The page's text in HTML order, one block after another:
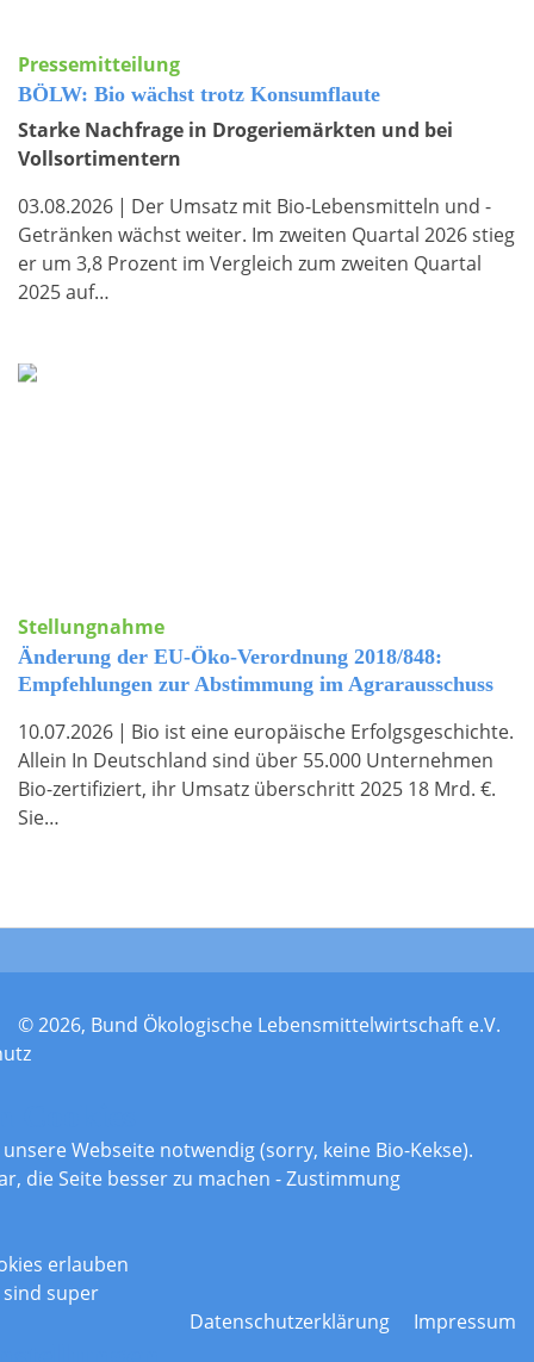
Pressemitteilung
BÖLW: Bio wächst trotz Konsumflaute
Starke Nachfrage in Drogeriemärkten und bei
Vollsortimentern
03.08.2026 | Der Umsatz mit Bio-Lebensmitteln und -
Getränken wächst weiter. Im zweiten Quartal 2026 stieg
er um 3,8 Prozent im Vergleich zum zweiten Quartal
2025 auf…
Stellungnahme
Änderung der EU-Öko-Verordnung 2018/848:
Empfehlungen zur Abstimmung im Agrarausschuss
10.07.2026 | Bio ist eine europäische Erfolgsgeschichte.
Allein In Deutschland sind über 55.000 Unternehmen
Bio-zertifiziert, ihr Umsatz überschritt 2025 18 Mrd. €.
Sie…
© 2026, Bund Ökologische Lebensmittelwirtschaft e.V.
Webseite notwendig (sorry, keine Bio-Kekse).
die Seite besser zu machen - Zustimmung
erlauben
super
Datenschutzerklärung
Impressum